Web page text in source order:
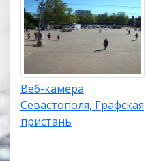
Веб-камера
Севастополя, Графская
пристань